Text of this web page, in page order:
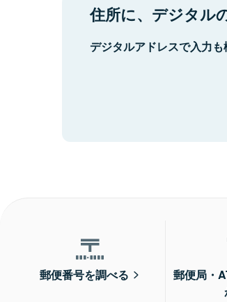
住所に、デジタル
デジタルアドレスで入力も
郵便番号を調べる
郵便局・